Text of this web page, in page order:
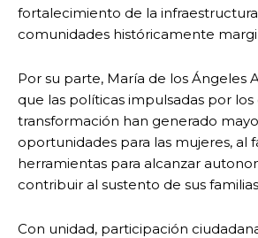
fortalecimiento de la
comunidades históricamente
Por su parte, María de los Ángeles
que las políticas impulsadas por
transformación han generado
oportunidades para las mujeres, al
herramientas para alcanzar
contribuir al sustento de sus
Con unidad, participación